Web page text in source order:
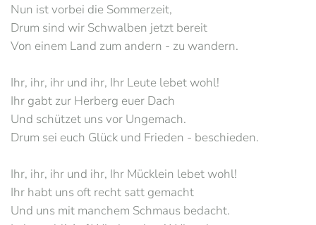
Nun ist vorbei die Sommerzeit,
Drum sind wir Schwalben jetzt bereit
Von einem Land zum andern - zu wandern.
Ihr, ihr, ihr und ihr, Ihr Leute lebet wohl!
Ihr gabt zur Herberg euer Dach
Und schützet uns vor Ungemach.
Drum sei euch Glück und Frieden - beschieden.
Ihr, ihr, ihr und ihr, Ihr Mücklein lebet wohl!
Ihr habt uns oft recht satt gemacht
Und uns mit manchem Schmaus bedacht.